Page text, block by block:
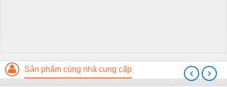
Sản phẩm cùng nhà cung cấp ‹ ›